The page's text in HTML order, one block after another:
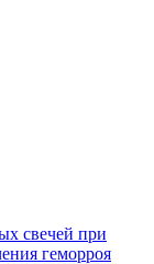
свечей при
геморроя